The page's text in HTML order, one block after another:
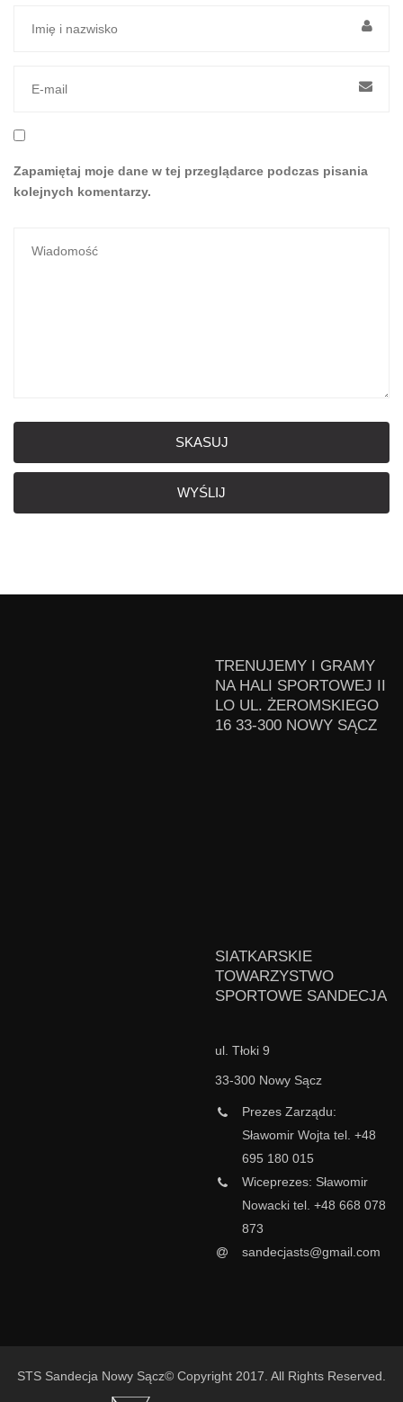
Zapamiętaj moje dane w tej przeglądarce podczas pisania
kolejnych komentarzy.
SKASUJ
WYŚLIJ
TRENUJEMY I GRAMY
NA HALI SPORTOWEJ II
LO UL. ŻEROMSKIEGO
16 33-300 NOWY SĄCZ
SIATKARSKIE
TOWARZYSTWO
SPORTOWE SANDECJA
ul. Tłoki 9
33-300 Nowy Sącz
Prezes Zarządu:
Sławomir Wojta tel. +48
695 180 015
Wiceprezes: Sławomir
Nowacki tel. +48 668 078
873
sandecjasts@gmail.com
STS Sandecja Nowy Sącz© Copyright 2017. All Rights Reserved.